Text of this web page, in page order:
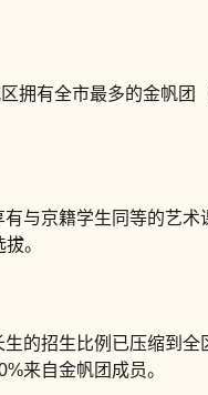
有全市最多的金帆团
与京籍学生同等的艺
。
的招生比例已压缩到
来自金帆团成员。